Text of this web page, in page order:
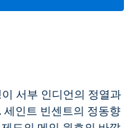
서부 인디언의 정열과
인트 빈센트의 정동향